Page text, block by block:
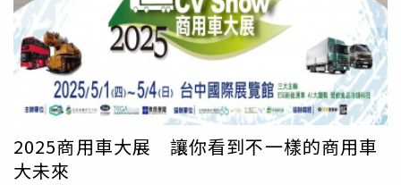
點，拘提楊嫌及沈嫌，4月1日再依供述拘提張嫌。調查局指
出，若此批毒品流入市面，將對國人健康與社會安全造成嚴
重危害，甚至侵蝕國家整體發展。為防堵毒品氾濫，調查局
將持續強化查緝作為，落實「拒毒於彼岸、截毒於關口、緝
毒於內陸」政策目標，積極追查重大毒品犯罪，保障民眾安
全。初估查扣毒品市值高達新臺幣3億元。（圖／翻攝畫
面）
2025商用車大展 讓你看到不一樣的商用車
大未來